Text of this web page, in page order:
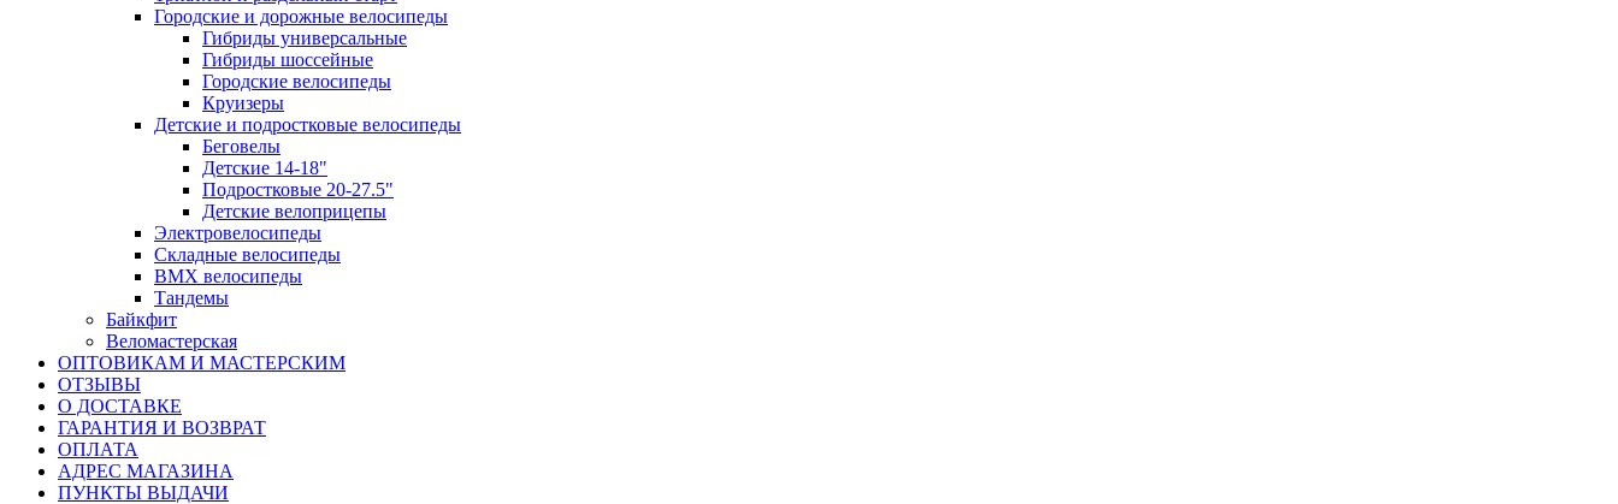
Городские и дорожные велосипеды
Гибриды универсальные
Гибриды шоссейные
Городские велосипеды
Круизеры
Детские и подростковые велосипеды
Беговелы
Детские 14-18"
Подростковые 20-27.5"
Детские велоприцепы
Электровелосипеды
Складные велосипеды
BMX велосипеды
Тандемы
Байкфит
Веломастерская
ОПТОВИКАМ И МАСТЕРСКИМ
ОТЗЫВЫ
О ДОСТАВКЕ
ГАРАНТИЯ И ВОЗВРАТ
ОПЛАТА
АДРЕС МАГАЗИНА
ПУНКТЫ ВЫДАЧИ